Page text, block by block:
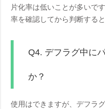
片化率は低いことが多いで
率を確認してから判断する
Q4. デフラグ中に
か？
使用はできますが、デフラ